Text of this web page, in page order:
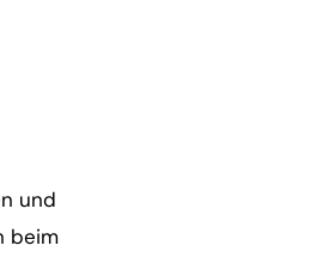
und
beim